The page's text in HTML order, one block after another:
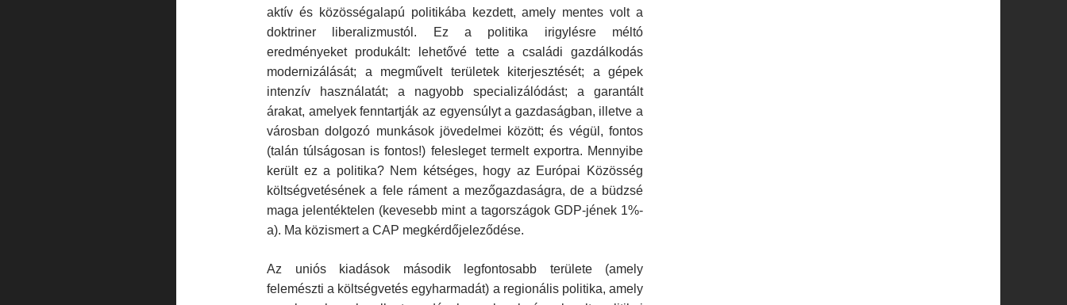
aktív és közösségalapú politikába kezdett, amely mentes volt a
doktriner libe­ralizmustól. Ez a politika irigylésre méltó
eredményeket produkált: lehe­tővé tette a családi gazdálkodás
modernizálását; a megművelt területek kiterjesztését; a gépek
intenzív használatát; a nagyobb specializálódást; a garantált
árakat, amelyek fenntartják az egyensúlyt a gazdaságban, illetve a
városban dolgozó munkások jövedelmei között; és végül, fontos
(talán túlságosan is fontos!) felesleget termelt exportra. Mennyibe
került ez a politika? Nem kétséges, hogy az Európai Közösség
költségveté­sének a fele ráment a mezőgazdaságra, de a büdzsé
maga jelentéktelen (kevesebb mint a tagországok GDP-jének 1%-
a). Ma közismert a CAP megkérdőjeleződése.
Az uniós kiadások második legfontosabb területe (amely
felemészti a költségvetés egyharmadát) a regionális politika, amely